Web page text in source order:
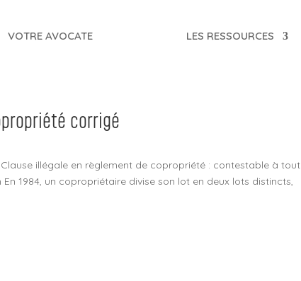
VOTRE AVOCATE LES RESSOURCES
corrigé
illégale en règlement de copropriété : contestable à tout
1984, un copropriétaire divise son lot en deux lots distincts,